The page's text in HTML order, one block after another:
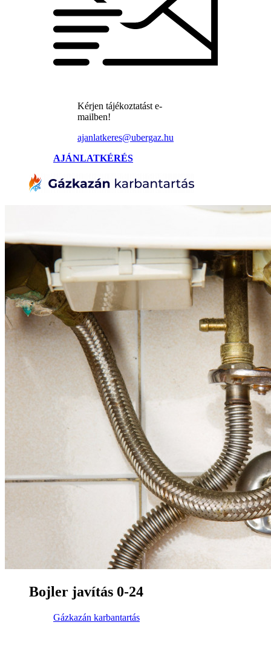
Kérjen tájékoztatást e-
mailben!
ajanlatkeres@ubergaz.hu
AJÁNLATKÉRÉS
Bojler javítás 0-24
Gázkazán karbantartás